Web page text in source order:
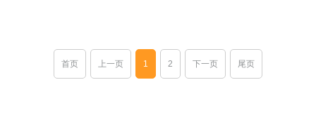
首页 上一页 1 2 下一页 尾页